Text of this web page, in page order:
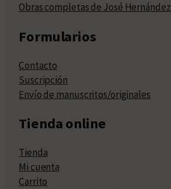
Obras completas de José Hernández
Formularios
Contacto
Suscripción
Envío de manuscritos/originales
Tienda online
Tienda
Mi cuenta
Carrito